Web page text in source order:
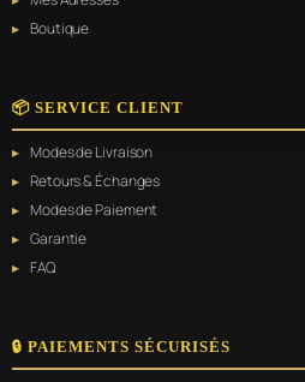
Boutique
📦 SERVICE CLIENT
Modes de Livraison
Retours & Échanges
Modes de Paiement
Garantie
FAQ
🔒 PAIEMENTS SÉCURISÉS